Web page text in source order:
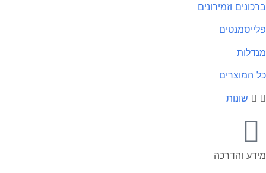
וזמירונים
המוצרים
שונות
והדרכה